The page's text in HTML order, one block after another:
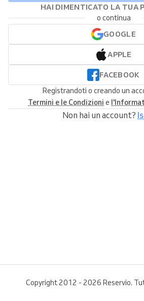
HAI DIMENTICATO LA TUA
o continua
GOOGLE
APPLE
FACEBOOK
Registrandoti o creando un
Termini e le Condizioni e
Non hai un account?
Copyright 2012 - 2026 Reservio.